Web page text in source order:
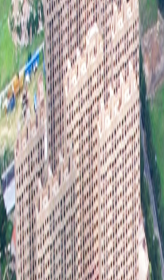
准
有